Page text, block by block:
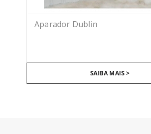
Aparador Dublin
SAIBA MAIS >